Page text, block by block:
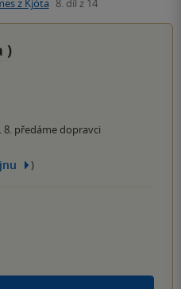
z Kjóta 8. díl z 14
)
8. předáme dopravci
)